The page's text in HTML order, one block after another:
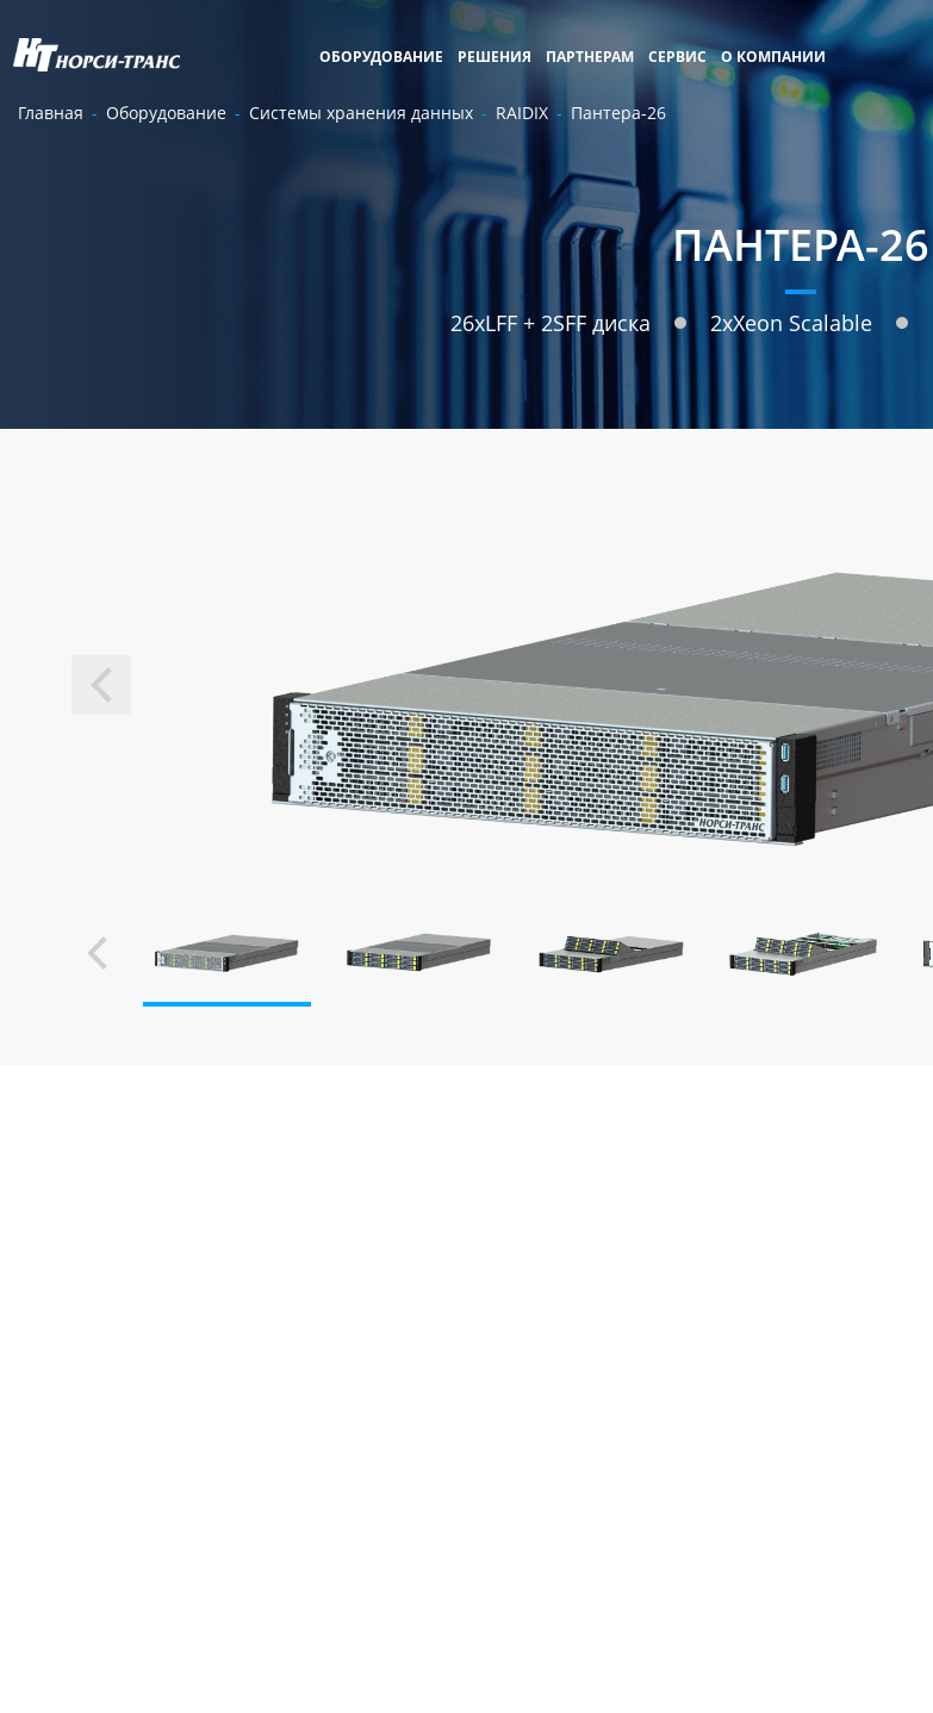
ОБОРУДОВАНИЕ РЕШЕНИЯ ПАРТНЕРАМ СЕРВИС О КОМПАНИИ
Главная Оборудование Системы хранения данных RAIDIX Пантера-26
ПАНТЕРА-26
26хLFF + 2SFF диска 2xXeon Scalable